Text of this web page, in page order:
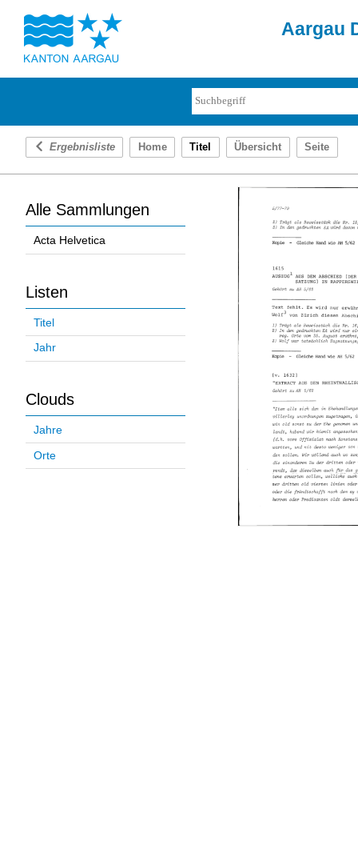
Aargau
Ergebnisliste Home Titel Übersicht Seite
Alle Sammlungen
Acta Helvetica
Listen
Titel
Jahr
Clouds
Jahre
Orte